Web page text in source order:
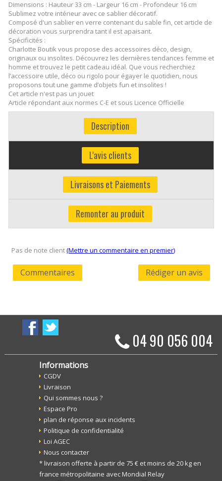
Dimensions : Hauteur 33 cm - Largeur 16 cm - Profondeur 16 cm
Sublimez votre intérieur avec ce sablier décoratif.
Composé d'un sablier en verre contenant du sable fin, cet article de
décoration vous surprendra tant il est apaisant.
Spécificités :
Charlotte Boutik vous propose des accessoires déco, design,
originaux ou insolites. Découvrez les dernières tendances femme et
homme et trouvez le petit cadeau idéal. Que vous recherchiez
l’accessoire utile, déco ou rigolo pour égayer le quotidien, nous
proposons tout une gamme d’objets fun et insolites !
Cet article n'est pas un jouet
Article répondant aux normes C-E et sous Licence Officielle
Description
L'avis clients
Livraisons et Paiements
Remonter au produit
Pas de note client(Mettre un commentaire en premier)
Commentaires Rédiger un avis
04 90 056 004
Informations
CGDV
Livraison
Qui sommes nous ?
Espace Pro
plan de réponse aux incidents
Politique de confidentialité
Loi AGEC
Nous contacter
* livraison offerte à partir de 75 € et moins de 20 kg en
france métropolitaine avec Mondial Relay